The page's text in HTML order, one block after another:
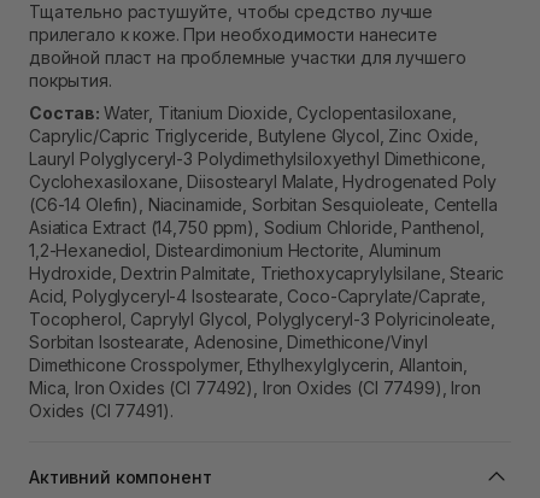
Тщательно растушуйте, чтобы средство лучше
прилегало к коже. При необходимости нанесите
двойной пласт на проблемные участки для лучшего
покрытия.
Состав: Water, Titanium Dioxide, Cyclopentasiloxane,
Caprylic/Capric Triglyceride, Butylene Glycol, Zinc Oxide,
Lauryl Polyglyceryl-3 Polydimethylsiloxyethyl Dimethicone,
Cyclohexasiloxane, Diisostearyl Malate, Hydrogenated Poly
(C6-14 Olefin), Niacinamide, Sorbitan Sesquioleate, Centella
Asiatica Extract (14,750 ppm), Sodium Chloride, Panthenol,
1,2-Hexanediol, Disteardimonium Hectorite, Aluminum
Hydroxide, Dextrin Palmitate, Triethoxycaprylylsilane, Stearic
Acid, Polyglyceryl-4 Isostearate, Coco-Caprylate/Caprate,
Tocopherol, Caprylyl Glycol, Polyglyceryl-3 Polyricinoleate,
Sorbitan Isostearate, Adenosine, Dimethicone/Vinyl
Dimethicone Crosspolymer, Ethylhexylglycerin, Allantoin,
Mica, Iron Oxides (CI 77492), Iron Oxides (CI 77499), Iron
Oxides (CI 77491).
Активний компонент